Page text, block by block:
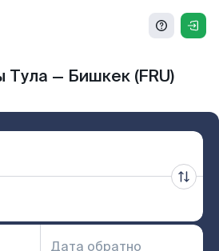
Тула — Бишкек (FRU)